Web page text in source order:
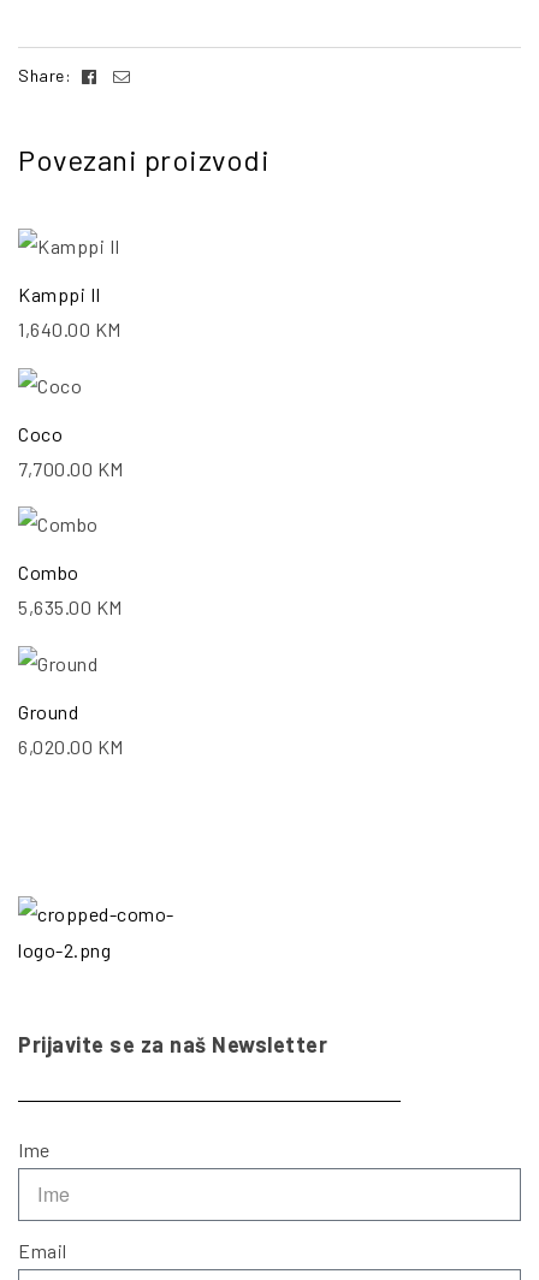
Share: Facebook
Email
Povezani proizvodi
Kamppi II
1,640.00 KM
Coco
7,700.00 KM
Combo
5,635.00 KM
Ground
6,020.00 KM
Prijavite se za naš Newsletter
Ime
Email